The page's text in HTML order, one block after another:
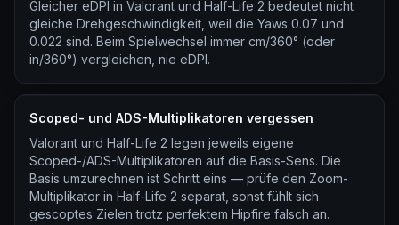
Gleicher eDPI in Valorant und Half-Life 2 bedeutet nicht
gleiche Drehgeschwindigkeit, weil die Yaws 0.07 und
0.022 sind. Beim Spielwechsel immer cm/360° (oder
in/360°) vergleichen, nie eDPI.
Scoped- und ADS-Multiplikatoren vergessen
Valorant und Half-Life 2 legen jeweils eigene
Scoped-/ADS-Multiplikatoren auf die Basis-Sens. Die
Basis umzurechnen ist Schritt eins — prüfe den Zoom-
Multiplikator in Half-Life 2 separat, sonst fühlt sich
gescoptes Zielen trotz perfektem Hipfire falsch an.